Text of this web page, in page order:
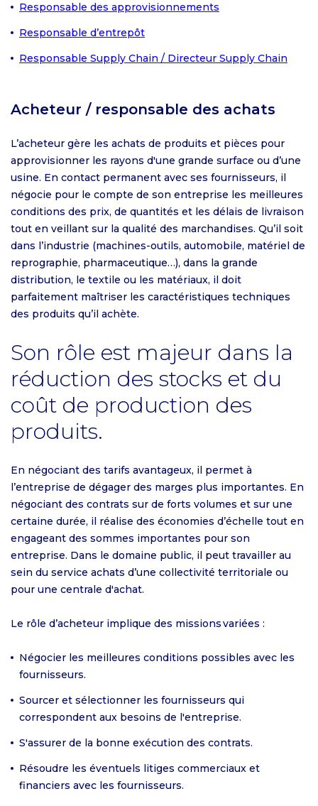
Responsable des approvisionnements
Responsable d’entrepôt
Responsable Supply Chain / Directeur Supply Chain
Acheteur / responsable des achats
L’acheteur gère les achats de produits et pièces pour
approvisionner les rayons d'une grande surface ou d’une
usine. En contact permanent avec ses fournisseurs, il
négocie pour le compte de son entreprise les meilleures
conditions des prix, de quantités et les délais de livraison
tout en veillant sur la qualité des marchandises. Qu’il soit
dans l’industrie (machines-outils, automobile, matériel de
reprographie, pharmaceutique…), dans la grande
distribution, le textile ou les matériaux, il doit
parfaitement maîtriser les caractéristiques techniques
des produits qu’il achète.
Son rôle est majeur dans la
réduction des stocks et du
coût de production des
produits.
En négociant des tarifs avantageux, il permet à
l’entreprise de dégager des marges plus importantes. En
négociant des contrats sur de forts volumes et sur une
certaine durée, il réalise des économies d’échelle tout en
engageant des sommes importantes pour son
entreprise. Dans le domaine public, il peut travailler au
sein du service achats d’une collectivité territoriale ou
pour une centrale d'achat.
Le rôle d’acheteur implique des missions variées :
Négocier les meilleures conditions possibles avec les
fournisseurs.
Sourcer et sélectionner les fournisseurs qui
correspondent aux besoins de l'entreprise.
S'assurer de la bonne exécution des contrats.
Résoudre les éventuels litiges commerciaux et
financiers avec les fournisseurs.